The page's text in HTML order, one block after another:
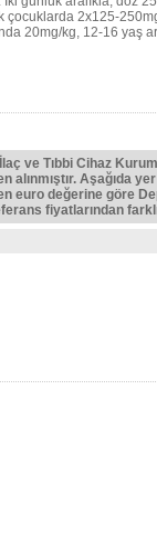
2x125-
20mg/kg, 12-16 yaş
ve Tıbbi Cihaz
Aşağıda
euro değerine göre
fiyatlarından